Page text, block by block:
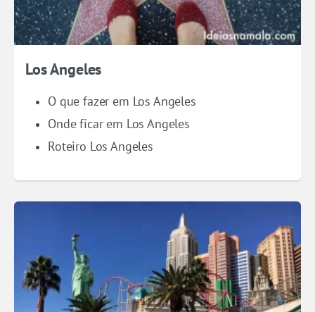
Los Angeles
O que fazer em Los Angeles
Onde ficar em Los Angeles
Roteiro Los Angeles